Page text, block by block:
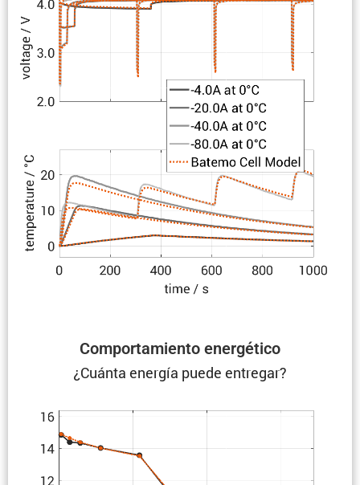
Compor­ta­miento energético
¿Cuánta energía puede entregar?